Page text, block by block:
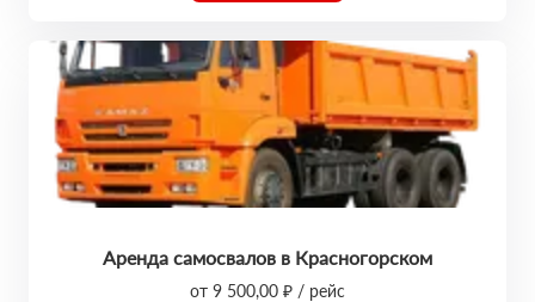
Аренда самосвалов в Красногорском
от 9 500,00 ₽ / рейс